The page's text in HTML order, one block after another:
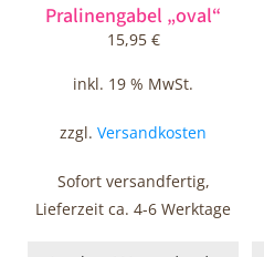
Pralinengabel „oval“
15,95 €
inkl. 19 % MwSt.
zzgl.Versandkosten
Sofort versandfertig,
Lieferzeit ca. 4-6 Werktage